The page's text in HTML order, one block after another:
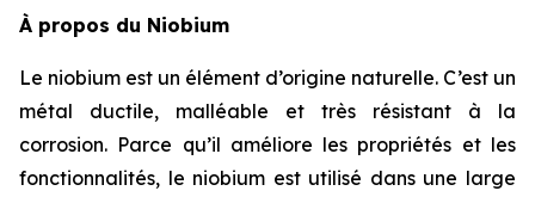
À propos du Niobium
Le niobium est un élément d’origine naturelle. C’est un
métal ductile, malléable et très résistant à la
corrosion. Parce qu’il améliore les propriétés et les
fonctionnalités, le niobium est utilisé dans une large